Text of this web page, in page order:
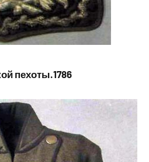
пехоты.1786